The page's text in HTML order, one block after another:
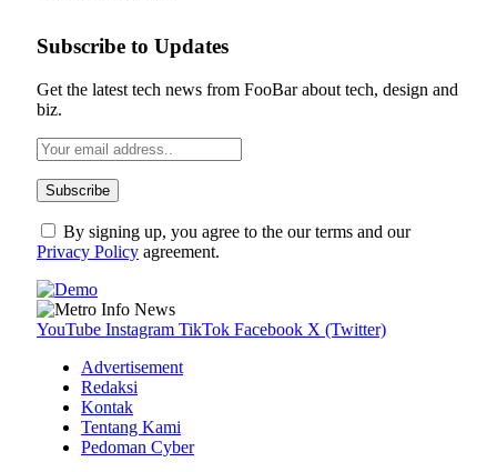
Subscribe to Updates
Get the latest tech news from FooBar about tech, design and
biz.
By signing up, you agree to the our terms and our
Privacy Policy agreement.
YouTube Instagram TikTok Facebook X (Twitter)
Advertisement
Redaksi
Kontak
Tentang Kami
Pedoman Cyber